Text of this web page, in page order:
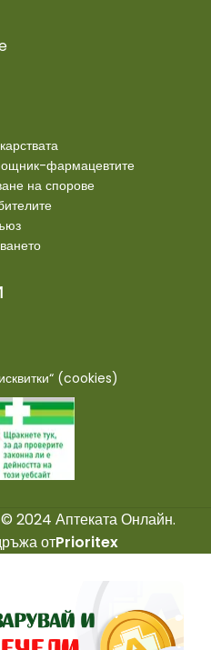
фармацевтите
на спорове
(cookies)
2024 Аптеката Онлайн.
отPrioritex